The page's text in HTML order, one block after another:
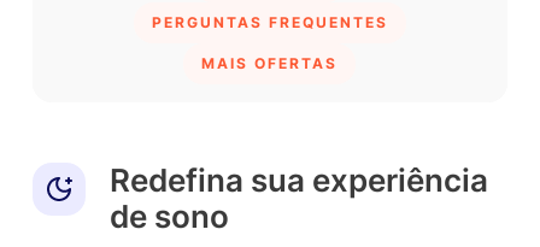
PERGUNTAS FREQUENTES
MAIS OFERTAS
Redefina sua experiência
de sono